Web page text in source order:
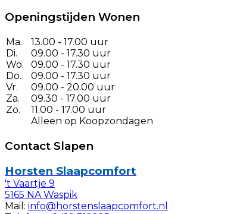
Openingstijden Wonen
Ma.
Di.
Wo.
Do.
Vr.
Za.
Zo.
13.00 - 17.00 uur
09.00 - 17.30 uur
09.00 - 17.30 uur
09.00 - 17.30 uur
09.00 - 20.00 uur
09.30 - 17.00 uur
11.00 - 17.00 uur
Alleen op Koopzondagen
Contact Slapen
Horsten Slaapcomfort
't Vaartje 9
5165 NA Waspik
Mail: info@horstenslaapcomfort.nl